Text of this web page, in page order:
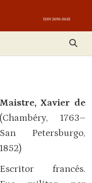
Maistre, Xavier de
(Chambéry, 1763–
San Petersburgo,
1852)
Escritor francés.